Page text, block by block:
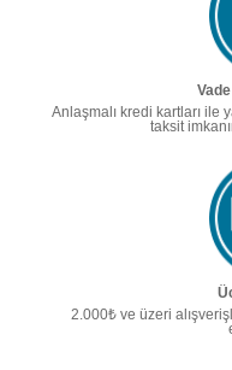
Anlaşmalı kredi kartları ile
taksit
2.000₺ ve üzeri